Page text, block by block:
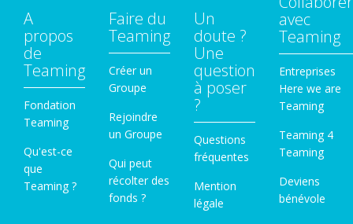
A
propos
de
Teaming
Fondation
Teaming
Qu'est-ce
que
Teaming ?
Faire du
Teaming
Créer un
Groupe
Rejoindre
un Groupe
Qui peut
récolter des
fonds ?
Un
doute ?
Une
question
à poser
?
Questions
fréquentes
Mention
légale
avec
Teaming
Entreprises
Here we are
Teaming
Teaming 4
Teaming
Deviens
bénévole